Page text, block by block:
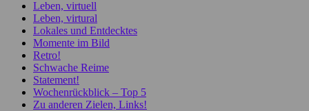
Leben, virtuell
Leben, virtural
Lokales und Entdecktes
Momente im Bild
Retro!
Schwache Reime
Statement!
Wochenrückblick – Top 5
Zu anderen Zielen, Links!